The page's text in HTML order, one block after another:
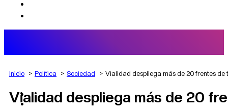
AGRO
DEPORTES
Inicio Política Sociedad Vialidad despliega más de 20 frentes
Vialidad despliega más de 20